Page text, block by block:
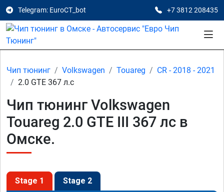
Telegram: EuroCT_bot +7 3812 208435
Чип тюнинг Volkswagen Touareg
CR - 2018 - 2021
2.0 GTE 367 л.с
Чип тюнинг Volkswagen
Touareg 2.0 GTE III 367 лс в
Омске.
Stage 1 Stage 2